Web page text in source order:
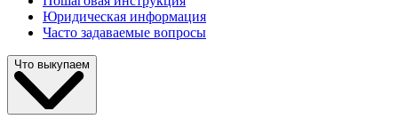
Юридическая информация
Часто задаваемые вопросы
Что выкупаем